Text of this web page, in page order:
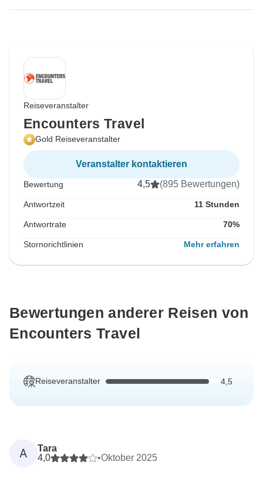
Reiseveranstalter
Encounters Travel
Gold Reiseveranstalter
Veranstalter kontaktieren
Bewertung 4,5 (895 Bewertungen)
Antwortzeit 11 Stunden
Antwortrate 70%
Stornorichtlinien Mehr erfahren
Bewertungen anderer Reisen von
Encounters Travel
Reiseveranstalter 4,5
A
Tara
4,0
•Oktober 2025